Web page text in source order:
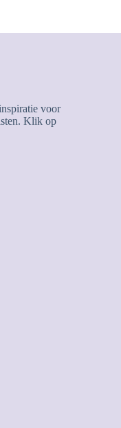
voor
Klik op